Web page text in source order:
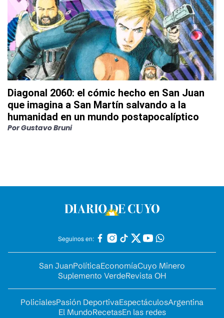
Diagonal 2060: el cómic hecho en San Juan
que imagina a San Martín salvando a la
humanidad en un mundo postapocalíptico
PorGustavo Bruni
Seguinos en:
San JuanPolíticaEconomíaCuyo Minero
Suplemento VerdeRevista OH
PolicialesPasión DeportivaEspectáculosArgentina
El MundoRecetasEn las redes